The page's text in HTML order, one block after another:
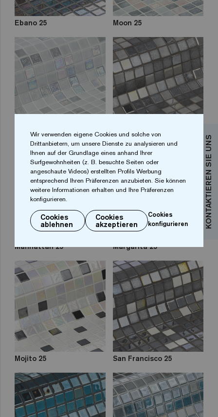
KONTAKTIEREN SIE UNS
Ebano 25 Moon 25
Stone 25 Gin Fizz 25
Manhattan 25 Margarita 25
Mojito 25 San Francisco 25
Wir verwenden eigene Cookies und solche von
Drittanbietern, um unsere Dienste zu analysieren und
Ihnen auf der Grundlage eines anhand Ihrer
Surfgewohnheiten (z. B. besuchte Seiten oder
angeschaute Videos) erstellten Profils Werbung
entsprechend Ihren Präferenzen anzubieten. Sie können
weitere Informationen erhalten und Ihre Präferenzen
konfigurieren.
Cookies
ablehnen
Cookies
akzeptieren
Cookies
konfigurieren